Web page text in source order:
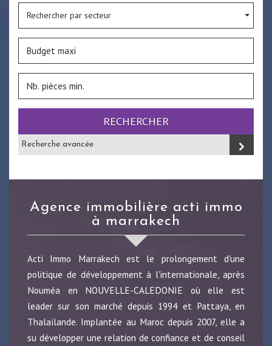
Rechercher par secteur
RECHERCHER
Recherche avancée
agence immobilière acti immo
à marrakech
Acti Immo Marrakech est le prolongement d'une
politique de développement à l'internationale, après
Nouméa en NOUVELLE-CALEDONIE où elle est
leader sur son marché depuis 1994 et Pattaya, en
Thalaïlande. Implantée au Maroc depuis 2007, elle a
su développer une relation de confiance et de conseil